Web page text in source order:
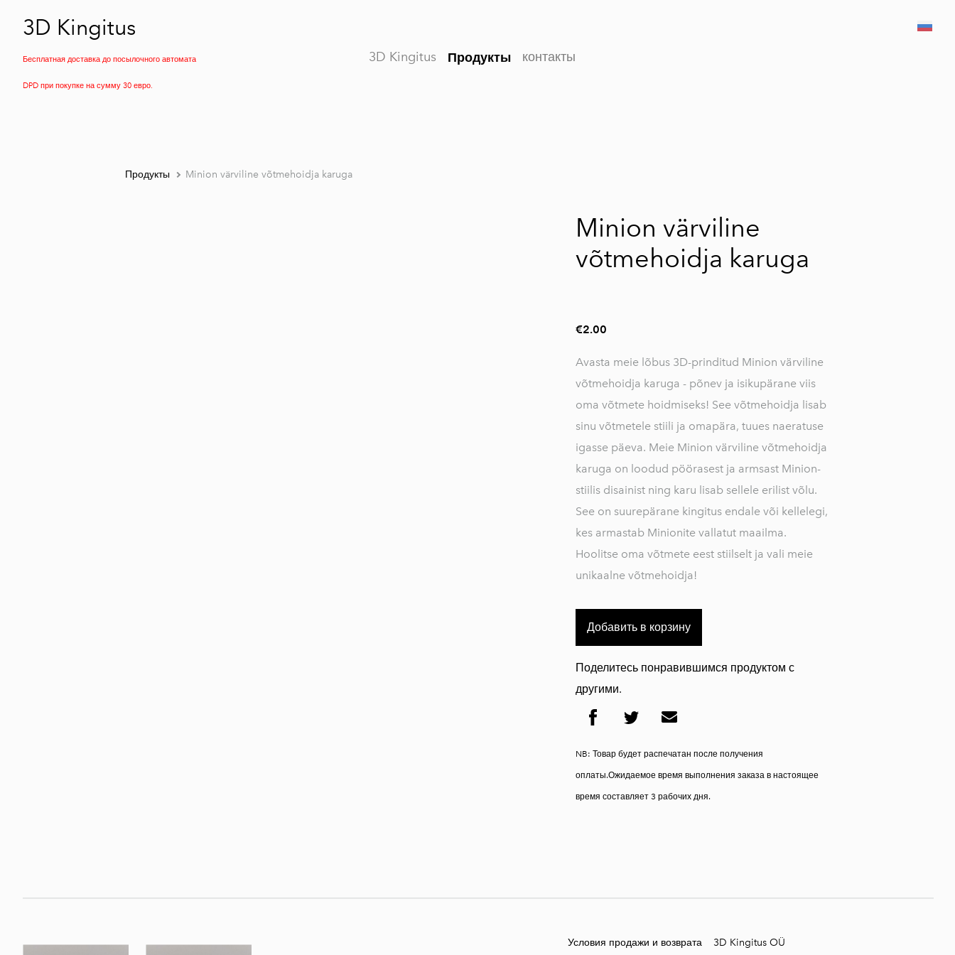
3D Kingitus
Бесплатная доставка до посылочного автомата
DPD при покупке на сумму 30 евро.
3D Kingitus Продукты контакты
Продукты Minion värviline võtmehoidja karuga
Minion värviline
võtmehoidja karuga
€2.00
Avasta meie lõbus 3D-prinditud Minion värviline
võtmehoidja karuga - põnev ja isikupärane viis
oma võtmete hoidmiseks! See võtmehoidja lisab
sinu võtmetele stiili ja omapära, tuues naeratuse
igasse päeva. Meie Minion värviline võtmehoidja
karuga on loodud pöörasest ja armsast Minion-
stiilis disainist ning karu lisab sellele erilist võlu.
See on suurepärane kingitus endale või kellelegi,
kes armastab Minionite vallatut maailma.
Hoolitse oma võtmete eest stiilselt ja vali meie
unikaalne võtmehoidja!
Добавить в корзину
Поделитесь понравившимся продуктом с
другими.
NB: Товар будет распечатан после получения
оплаты.Ожидаемое время выполнения заказа в настоящее
время составляет 3 рабочих дня.
Условия продажи и возврата 3D Kingitus OÜ